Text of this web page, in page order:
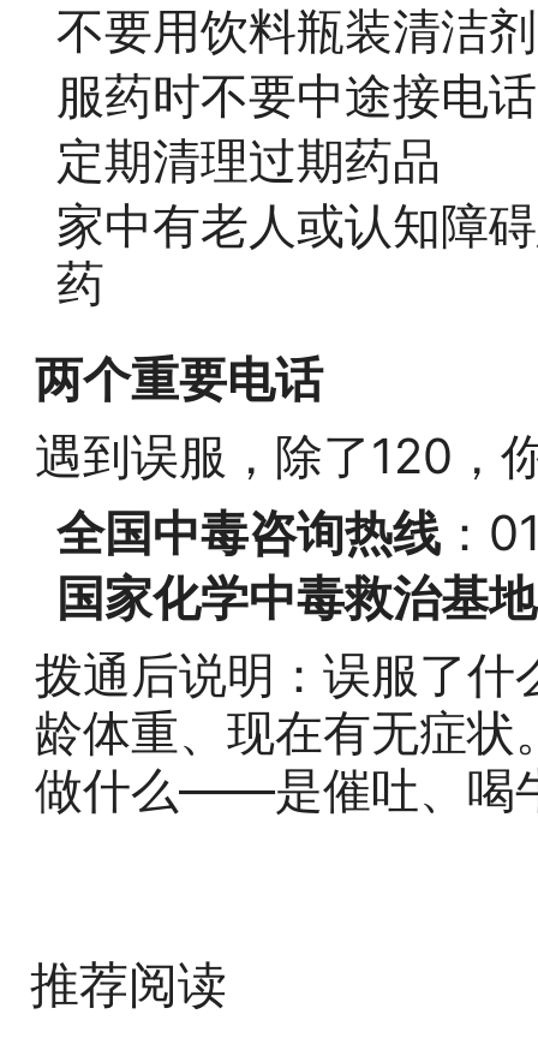
不要用饮料瓶装清洁
服药时不要中途接电
定期清理过期药品
家中有老人或认知障
药
两个重要电话
遇到误服，除了120，
全国中毒咨询热线 ：
国家化学中毒救治基地
拨通后说明：误服了
龄体重、现在有无症
做什么——是催吐、喝
推荐阅读